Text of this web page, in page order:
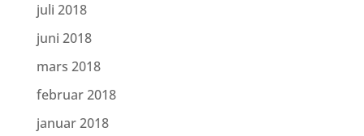
juli 2018
juni 2018
mars 2018
februar 2018
januar 2018